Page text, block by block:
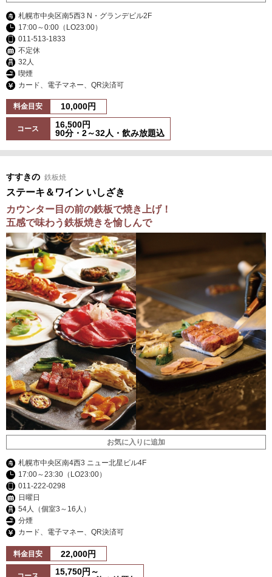
札幌市中央区南5西3 N・グランデビル2F
17:00～0:00（LO23:00）
011-513-1833
不定休
32人
喫煙
カード、電子マネー、QR決済可
料金目安 10,000円
コース
16,500円
90分・2～32人・飲み放題込
すすきの 鉄板焼
ステーキ＆ワイン いしざき
カウンター目の前の鉄板で焼き上げ！
五感で味わう鉄板焼きを愉しんで
お気に入りに追加
札幌市中央区南4西3 ニュー北星ビル4F
17:00～23:30（LO23:00）
011-222-0298
日曜日
54人（個室3～16人）
分煙
カード、電子マネー、QR決済可
料金目安 22,000円
15,750円～